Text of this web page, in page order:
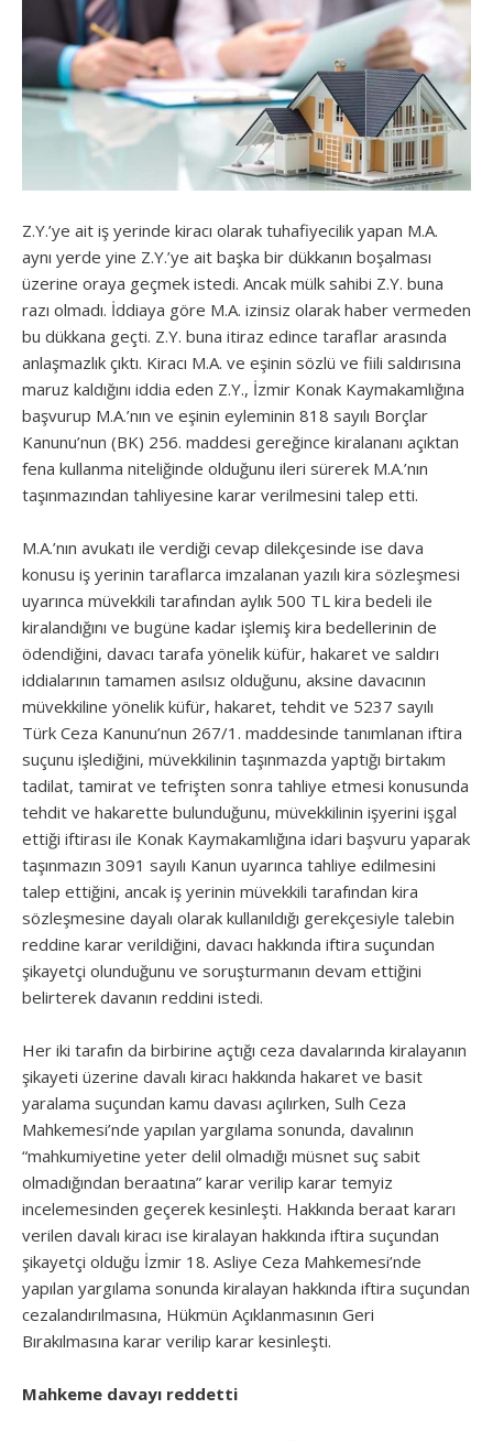
Z.Y.’ye ait iş yerinde kiracı olarak tuhafiyecilik yapan M.A.
aynı yerde yine Z.Y.’ye ait başka bir dükkanın boşalması
üzerine oraya geçmek istedi. Ancak mülk sahibi Z.Y. buna
razı olmadı. İddiaya göre M.A. izinsiz olarak haber vermeden
bu dükkana geçti. Z.Y. buna itiraz edince taraflar arasında
anlaşmazlık çıktı. Kiracı M.A. ve eşinin sözlü ve fiili saldırısına
maruz kaldığını iddia eden Z.Y., İzmir Konak Kaymakamlığına
başvurup M.A.’nın ve eşinin eyleminin 818 sayılı Borçlar
Kanunu’nun (BK) 256. maddesi gereğince kiralananı açıktan
fena kullanma niteliğinde olduğunu ileri sürerek M.A.’nın
taşınmazından tahliyesine karar verilmesini talep etti.
M.A.’nın avukatı ile verdiği cevap dilekçesinde ise dava
konusu iş yerinin taraflarca imzalanan yazılı kira sözleşmesi
uyarınca müvekkili tarafından aylık 500 TL kira bedeli ile
kiralandığını ve bugüne kadar işlemiş kira bedellerinin de
ödendiğini, davacı tarafa yönelik küfür, hakaret ve saldırı
iddialarının tamamen asılsız olduğunu, aksine davacının
müvekkiline yönelik küfür, hakaret, tehdit ve 5237 sayılı
Türk Ceza Kanunu’nun 267/1. maddesinde tanımlanan iftira
suçunu işlediğini, müvekkilinin taşınmazda yaptığı birtakım
tadilat, tamirat ve tefrişten sonra tahliye etmesi konusunda
tehdit ve hakarette bulunduğunu, müvekkilinin işyerini işgal
ettiği iftirası ile Konak Kaymakamlığına idari başvuru yaparak
taşınmazın 3091 sayılı Kanun uyarınca tahliye edilmesini
talep ettiğini, ancak iş yerinin müvekkili tarafından kira
sözleşmesine dayalı olarak kullanıldığı gerekçesiyle talebin
reddine karar verildiğini, davacı hakkında iftira suçundan
şikayetçi olunduğunu ve soruşturmanın devam ettiğini
belirterek davanın reddini istedi.
Her iki tarafın da birbirine açtığı ceza davalarında kiralayanın
şikayeti üzerine davalı kiracı hakkında hakaret ve basit
yaralama suçundan kamu davası açılırken, Sulh Ceza
Mahkemesi’nde yapılan yargılama sonunda, davalının
“mahkumiyetine yeter delil olmadığı müsnet suç sabit
olmadığından beraatına” karar verilip karar temyiz
incelemesinden geçerek kesinleşti. Hakkında beraat kararı
verilen davalı kiracı ise kiralayan hakkında iftira suçundan
şikayetçi olduğu İzmir 18. Asliye Ceza Mahkemesi’nde
yapılan yargılama sonunda kiralayan hakkında iftira suçundan
cezalandırılmasına, Hükmün Açıklanmasının Geri
Bırakılmasına karar verilip karar kesinleşti.
Mahkeme davayı reddetti